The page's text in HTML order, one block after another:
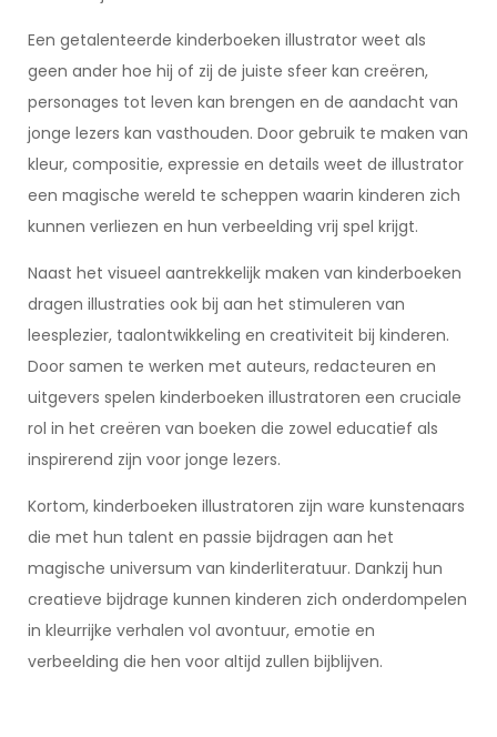
Een getalenteerde kinderboeken illustrator weet als
geen ander hoe hij of zij de juiste sfeer kan creëren,
personages tot leven kan brengen en de aandacht van
jonge lezers kan vasthouden. Door gebruik te maken van
kleur, compositie, expressie en details weet de illustrator
een magische wereld te scheppen waarin kinderen zich
kunnen verliezen en hun verbeelding vrij spel krijgt.
Naast het visueel aantrekkelijk maken van kinderboeken
dragen illustraties ook bij aan het stimuleren van
leesplezier, taalontwikkeling en creativiteit bij kinderen.
Door samen te werken met auteurs, redacteuren en
uitgevers spelen kinderboeken illustratoren een cruciale
rol in het creëren van boeken die zowel educatief als
inspirerend zijn voor jonge lezers.
Kortom, kinderboeken illustratoren zijn ware kunstenaars
die met hun talent en passie bijdragen aan het
magische universum van kinderliteratuur. Dankzij hun
creatieve bijdrage kunnen kinderen zich onderdompelen
in kleurrijke verhalen vol avontuur, emotie en
verbeelding die hen voor altijd zullen bijblijven.